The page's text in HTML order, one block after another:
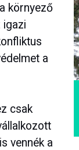
környező
igazi
a
csak
vennék a